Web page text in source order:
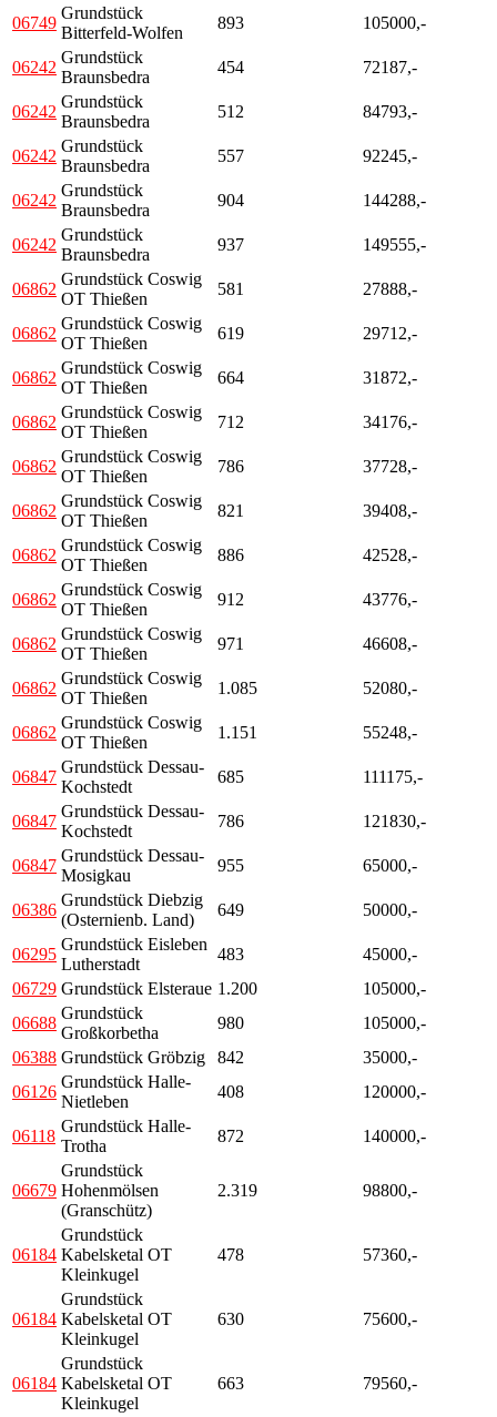
06749
Grundstück
Bitterfeld-Wolfen
893 105000,-
06242
Grundstück
Braunsbedra
454 72187,-
06242
Grundstück
Braunsbedra
512 84793,-
06242
Grundstück
Braunsbedra
557 92245,-
06242
Grundstück
Braunsbedra
904 144288,-
06242
Grundstück
Braunsbedra
937 149555,-
06862
Grundstück Coswig
OT Thießen
581 27888,-
06862
Grundstück Coswig
OT Thießen
619 29712,-
06862
Grundstück Coswig
OT Thießen
664 31872,-
06862
Grundstück Coswig
OT Thießen
712 34176,-
06862
Grundstück Coswig
OT Thießen
786 37728,-
06862
Grundstück Coswig
OT Thießen
821 39408,-
06862
Grundstück Coswig
OT Thießen
886 42528,-
06862
Grundstück Coswig
OT Thießen
912 43776,-
06862
Grundstück Coswig
OT Thießen
971 46608,-
06862
Grundstück Coswig
OT Thießen
1.085 52080,-
06862
Grundstück Coswig
OT Thießen
1.151 55248,-
06847
Grundstück Dessau-
Kochstedt
685 111175,-
06847
Grundstück Dessau-
Kochstedt
786 121830,-
06847
Grundstück Dessau-
Mosigkau
955 65000,-
06386
Grundstück Diebzig
(Osternienb. Land)
649 50000,-
06295
Grundstück Eisleben
Lutherstadt
483
45000,-
06729 Grundstück Elsteraue 1.200
105000,-
06688
Grundstück
Großkorbetha
980
105000,-
06388 Grundstück Gröbzig 842
35000,-
06126
Grundstück Halle-
Nietleben
408 120000,-
06118
Grundstück Halle-
Trotha
872 140000,-
06679
Grundstück
Hohenmölsen
(Granschütz)
2.319 98800,-
06184
Grundstück
Kabelsketal OT
Kleinkugel
478 57360,-
06184
Grundstück
Kabelsketal OT
Kleinkugel
630 75600,-
06184
Grundstück
Kabelsketal OT
Kleinkugel
663 79560,-